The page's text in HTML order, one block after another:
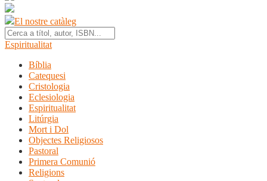
El nostre catàleg
Espiritualitat
Bíblia
Catequesi
Cristologia
Eclesiologia
Espiritualitat
Litúrgia
Mort i Dol
Objectes Religiosos
Pastoral
Primera Comunió
Religions